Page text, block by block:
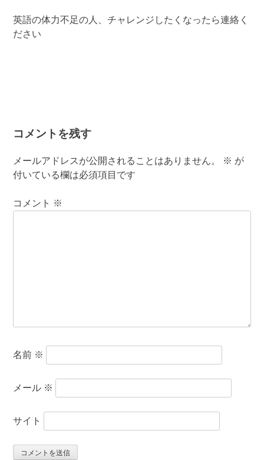
英語の体力不足の人、チャレンジしたくなったら連絡く
ださい
コメントを残す
メールアドレスが公開されることはありません。 ※ が
付いている欄は必須項目です
コメント ※
名前 ※
メール ※
サイト